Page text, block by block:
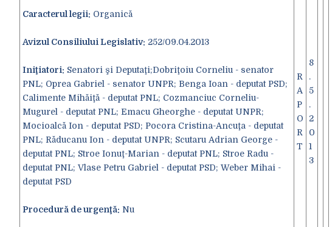
Caracterul legii: Organică
Avizul Consiliului Legislativ: 252/09.04.2013
Iniţiatori: Senatori şi Deputaţi;Dobriţoiu Corneliu - senator
PNL; Oprea Gabriel - senator UNPR; Benga Ioan - deputat PSD;
Calimente Mihăiţă - deputat PNL; Cozmanciuc Corneliu-
Mugurel - deputat PNL; Emacu Gheorghe - deputat UNPR;
Mocioalcă Ion - deputat PSD; Pocora Cristina-Ancuţa - deputat
PNL; Răducanu Ion - deputat UNPR; Scutaru Adrian George -
deputat PNL; Stroe Ionuţ-Marian - deputat PNL; Stroe Radu -
deputat PNL; Vlase Petru Gabriel - deputat PSD; Weber Mihai -
deputat PSD
Procedură de urgenţă: Nu
R
A
P
O
R
T
8
.
5
.
2
0
1
3